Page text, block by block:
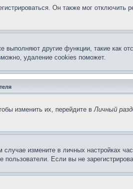
Он также мог отключить
другие функции, такие как
удаление cookies поможет.
изменить их, перейдите вЛичный
измените в личных настройках
пользователи. Если вы не